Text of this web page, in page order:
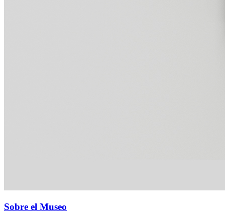
Sobre el Museo